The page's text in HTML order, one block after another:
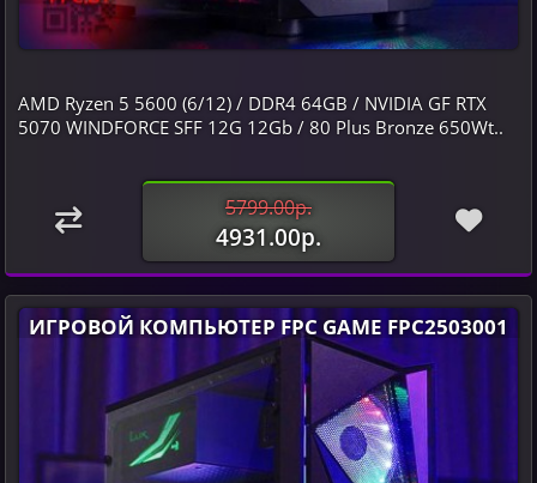
AMD Ryzen 5 5600 (6/12) / DDR4 64GB / NVIDIA GF RTX
5070 WINDFORCE SFF 12G 12Gb / 80 Plus Bronze 650Wt..
5799.00р.
4931.00р.
ИГРОВОЙ КОМПЬЮТЕР FPC GAME FPC2503001